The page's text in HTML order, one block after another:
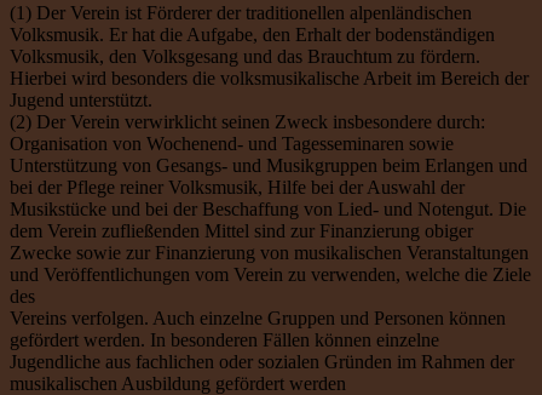
(1) Der Verein ist Förderer der traditionellen alpenländischen
Volksmusik. Er hat die Aufgabe, den Erhalt der bodenständigen
Volksmusik, den Volksgesang und das Brauchtum zu fördern.
Hierbei wird besonders die volksmusikalische Arbeit im Bereich der
Jugend unterstützt.
(2) Der Verein verwirklicht seinen Zweck insbesondere durch:
Organisation von Wochenend- und Tagesseminaren sowie
Unterstützung von Gesangs- und Musikgruppen beim Erlangen und
bei der Pflege reiner Volksmusik, Hilfe bei der Auswahl der
Musikstücke und bei der Beschaffung von Lied- und Notengut. Die
dem Verein zufließenden Mittel sind zur Finanzierung obiger
Zwecke sowie zur Finanzierung von musikalischen Veranstaltungen
und Veröffentlichungen vom Verein zu verwenden, welche die Ziele
des
Vereins verfolgen. Auch einzelne Gruppen und Personen können
gefördert werden. In besonderen Fällen können einzelne
Jugendliche aus fachlichen oder sozialen Gründen im Rahmen der
musikalischen Ausbildung gefördert werden